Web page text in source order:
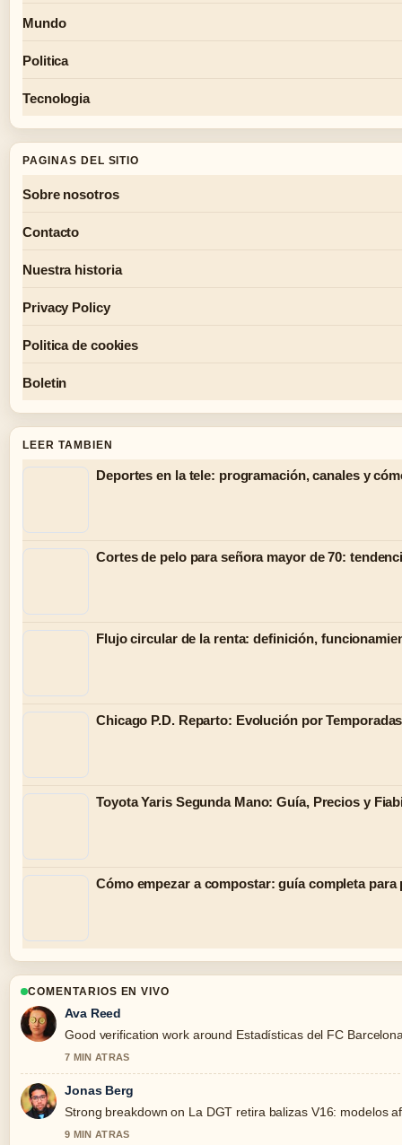
Mundo
Politica
Tecnologia
PAGINAS DEL SITIO
Sobre nosotros
Contacto
Nuestra historia
Privacy Policy
Politica de cookies
Boletin
LEER TAMBIEN
Deportes en la tele: programación, canales y
Cortes de pelo para señora mayor de 70:
Flujo circular de la renta: definición,
Chicago P.D. Reparto: Evolución por
Toyota Yaris Segunda Mano: Guía, Precios y
Cómo empezar a compostar: guía completa
COMENTARIOS EN VIVO
Ava Reed
Good verification work around Estadísticas del FC
7 MIN ATRAS
Jonas Berg
Strong breakdown on La DGT retira balizas V16: modelos
9 MIN ATRAS